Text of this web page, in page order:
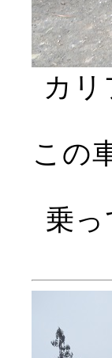
カ
この
乗